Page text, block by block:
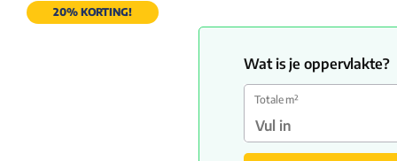
20% KORTING!
Wat is je oppervlakte?
Totale m²